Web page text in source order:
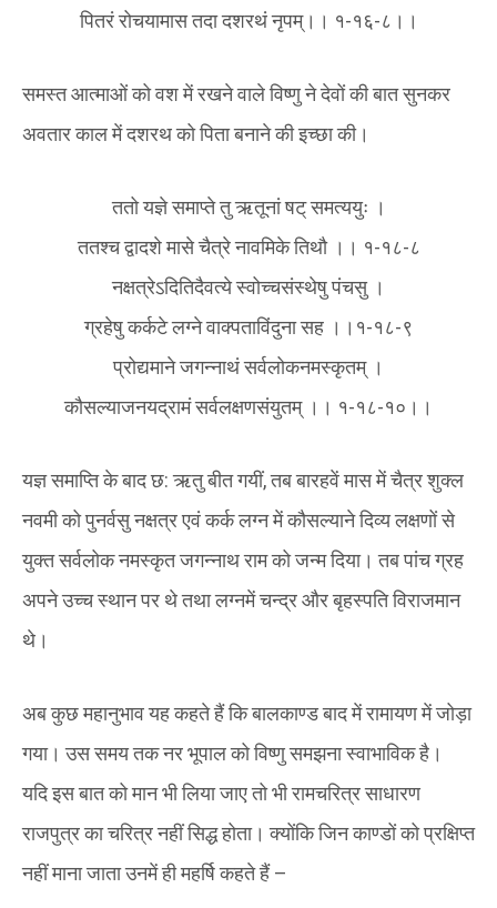
पितरं रोचयामास तदा दशरथं नृपम्।। १-१६-८।।
समस्त आत्माओं को वश में रखने वाले विष्णु ने देवों की बात सुनकर
अवतार काल में दशरथ को पिता बनाने की इच्छा की।
ततो यज्ञे समाप्ते तु ऋतूनां षट् समत्ययुः ।
ततश्च द्वादशे मासे चैत्रे नावमिके तिथौ ।। १-१८-८
नक्षत्रेऽदितिदैवत्ये स्वोच्चसंस्थेषु पंचसु ।
ग्रहेषु कर्कटे लग्ने वाक्पताविंदुना सह ।।१-१८-९
प्रोद्यमाने जगन्नाथं सर्वलोकनमस्कृतम् ।
कौसल्याजनयद्रामं सर्वलक्षणसंयुतम् ।। १-१८-१०।।
यज्ञ समाप्ति के बाद छ: ऋतु बीत गयीं, तब बारहवें मास में चैत्र शुक्ल
नवमी को पुनर्वसु नक्षत्र एवं कर्क लग्न में कौसल्याने दिव्य लक्षणों से
युक्त सर्वलोक नमस्कृत जगन्नाथ राम को जन्म दिया। तब पांच ग्रह
अपने उच्च स्थान पर थे तथा लग्नमें चन्द्र और बृहस्पति विराजमान
थे।
अब कुछ महानुभाव यह कहते हैं कि बालकाण्ड बाद में रामायण में जोड़ा
गया। उस समय तक नर भूपाल को विष्णु समझना स्वाभाविक है।
यदि इस बात को मान भी लिया जाए तो भी रामचरित्र साधारण
राजपुत्र का चरित्र नहीं सिद्ध होता। क्योंकि जिन काण्डों को प्रक्षिप्त
नहीं माना जाता उनमें ही महर्षि कहते हैं –